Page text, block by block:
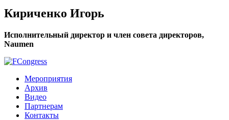
Кириченко Игорь
Исполнительный директор и член совета директоров,
Naumen
Мероприятия
Архив
Видео
Партнерам
Контакты